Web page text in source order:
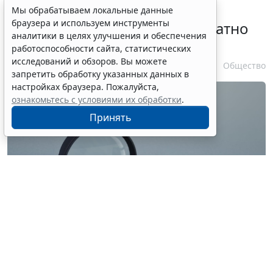
Временное удостоверение
личности оформляется бесплатно
при утрате паспорта
7 августа 2026 17:55 Общество
Мы обрабатываем локальные данные
браузера и используем инструменты
аналитики в целях улучшения и обеспечения
работоспособности сайта, статистических
исследований и обзоров. Вы можете
запретить обработку указанных данных в
настройках браузера. Пожалуйста,
ознакомьтесь с условиями их обработки.
Принять